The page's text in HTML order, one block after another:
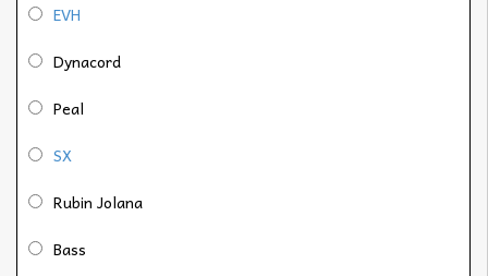
EVH
Dynacord
Peal
SX
Rubin Jolana
Bass